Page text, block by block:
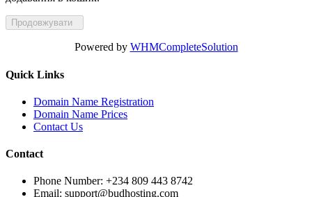
Powered by WHMCompleteSolution
Quick Links
Domain Name Registration
Domain Name Prices
Contact Us
Contact
Phone Number: +234 809 443 8742
Email: support@budhosting.com